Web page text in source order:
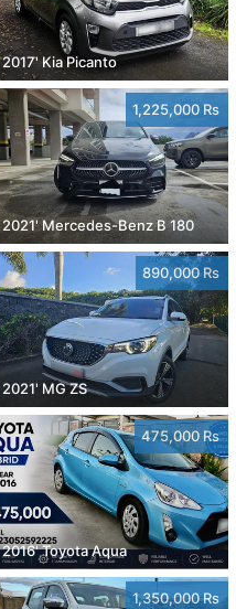
2017' Kia Picanto
1,225,000 Rs
2021' Mercedes-Benz B 180
890,000 Rs
2021' MG ZS
475,000 Rs
2016' Toyota Aqua
1,350,000 Rs